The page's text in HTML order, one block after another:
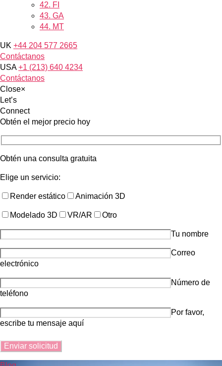
42. FI
43. GA
44. MT
UK +44 204 577 2665
Contáctanos
USA +1 (213) 640 4234
Contáctanos
Close×
Let’s
Connect
Obtén el mejor precio hoy
Obtén una consulta gratuita
Elige un servicio:
Render estático Animación 3D
Modelado 3D VR/AR Otro
Tu nombre
Correo
electrónico
Número de
teléfono
Por favor,
escribe tu mensaje aquí